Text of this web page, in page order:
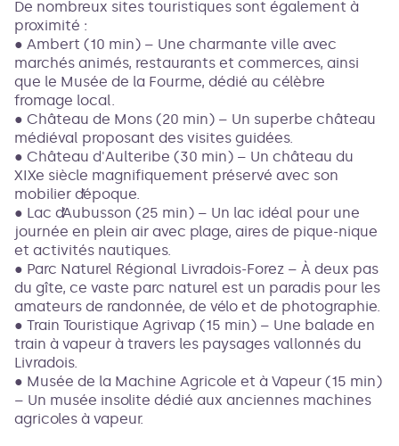
De nombreux sites touristiques sont également à
proximité :
● Ambert (10 min) – Une charmante ville avec
marchés animés, restaurants et commerces, ainsi
que le Musée de la Fourme, dédié au célèbre
fromage local.
● Château de Mons (20 min) – Un superbe château
médiéval proposant des visites guidées.
● Château d'Aulteribe (30 min) – Un château du
XIXe siècle magnifiquement préservé avec son
mobilier d’époque.
● Lac d’Aubusson (25 min) – Un lac idéal pour une
journée en plein air avec plage, aires de pique-nique
et activités nautiques.
● Parc Naturel Régional Livradois-Forez – À deux pas
du gîte, ce vaste parc naturel est un paradis pour les
amateurs de randonnée, de vélo et de photographie.
● Train Touristique Agrivap (15 min) – Une balade en
train à vapeur à travers les paysages vallonnés du
Livradois.
● Musée de la Machine Agricole et à Vapeur (15 min)
– Un musée insolite dédié aux anciennes machines
agricoles à vapeur.